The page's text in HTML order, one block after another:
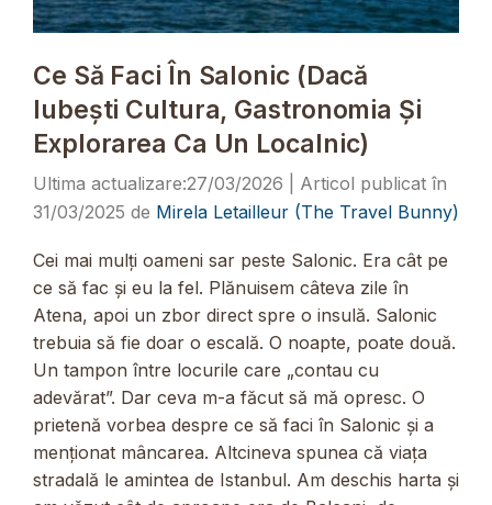
Ce Să Faci În Salonic (dacă
Iubești Cultura, Gastronomia Și
Explorarea Ca Un Localnic)
27/03/2026
31/03/2025 de Mirela Letailleur (The Travel Bunny)
Cei mai mulți oameni sar peste Salonic. Era cât pe
ce să fac și eu la fel. Plănuisem câteva zile în
Atena, apoi un zbor direct spre o insulă. Salonic
trebuia să fie doar o escală. O noapte, poate două.
Un tampon între locurile care „contau cu
adevărat”. Dar ceva m-a făcut să mă opresc. O
prietenă vorbea despre ce să faci în Salonic și a
menționat mâncarea. Altcineva spunea că viața
stradală le amintea de Istanbul. Am deschis harta și